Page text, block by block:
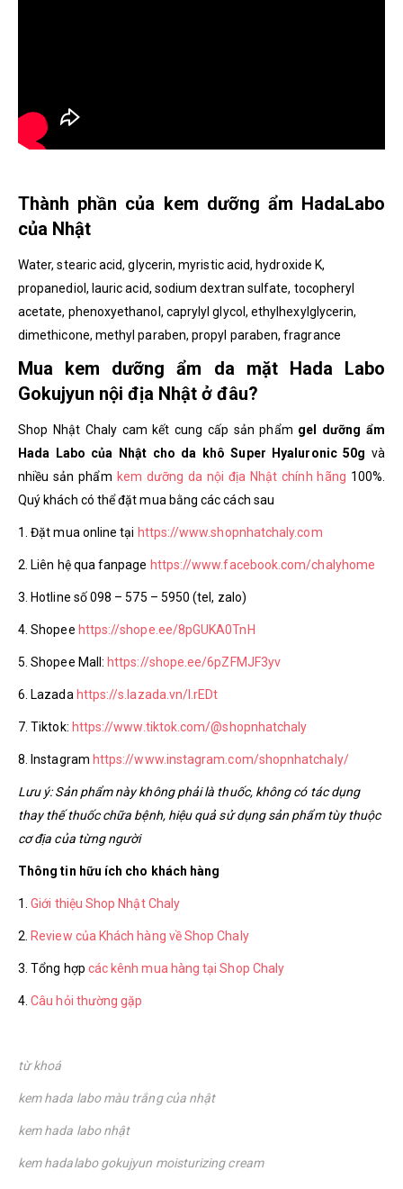
Thành phần của kem dưỡng ẩm HadaLabo
của Nhật
Water, stearic acid, glycerin, myristic acid, hydroxide K,
propanediol, lauric acid, sodium dextran sulfate, tocopheryl
acetate, phenoxyethanol, caprylyl glycol, ethylhexylglycerin,
dimethicone, methyl paraben, propyl paraben, fragrance
Mua kem dưỡng ẩm da mặt Hada Labo
Gokujyun nội địa Nhật ở đâu?
Shop Nhật Chaly cam kết cung cấp sản phẩm gel dưỡng ẩm
Hada Labo của Nhật cho da khô Super Hyaluronic 50g và
nhiều sản phẩm kem dưỡng da nội địa Nhật chính hãng 100%.
Quý khách có thể đặt mua bằng các cách sau
1. Đặt mua online tại https://www.shopnhatchaly.com
2. Liên hệ qua fanpage https://www.facebook.com/chalyhome
3. Hotline số 098 – 575 – 5950 (tel, zalo)
4. Shopee https://shope.ee/8pGUKA0TnH
5. Shopee Mall: https://shope.ee/6pZFMJF3yv
6. Lazada https://s.lazada.vn/l.rEDt
7. Tiktok: https://www.tiktok.com/@shopnhatchaly
8. Instagram https://www.instagram.com/shopnhatchaly/
Lưu ý: Sản phẩm này không phải là thuốc, không có tác dụng
thay thế thuốc chữa bệnh, hiệu quả sử dụng sản phẩm tùy thuộc
cơ địa của từng người
Thông tin hữu ích cho khách hàng
1.Giới thiệu Shop Nhật Chaly
2. Review của Khách hàng về Shop Chaly
3. Tổng hợp các kênh mua hàng tại Shop Chaly
4.Câu hỏi thường gặp
từ khoá
kem hada labo màu trắng của nhật
kem hada labo nhật
kem hadalabo gokujyun moisturizing cream